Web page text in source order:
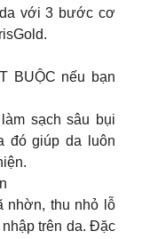
với 3 bước cơ
BUỘC nếu bạn
sạch sâu bụi
đó giúp da luôn
nhờn, thu nhỏ lỗ
trên da. Đặc